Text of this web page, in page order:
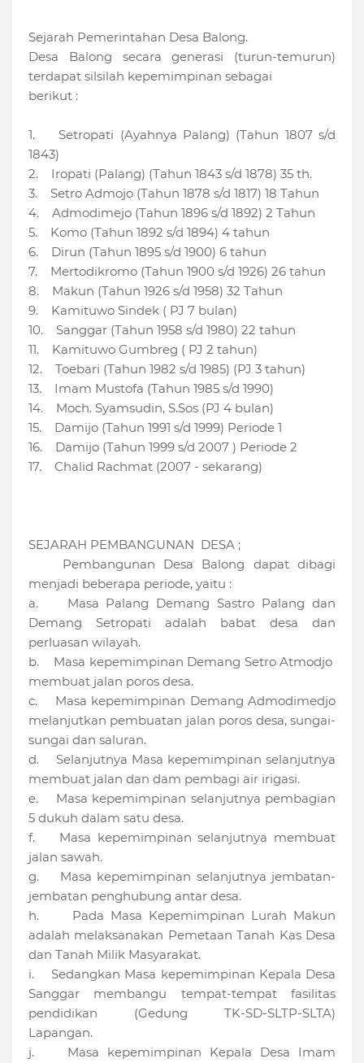
Sejarah Pemerintahan Desa Balong.
Desa Balong secara generasi (turun-temurun)
terdapat silsilah kepemimpinan sebagai
berikut :
1. Setropati (Ayahnya Palang) (Tahun 1807 s/d
1843)
2. Iropati (Palang) (Tahun 1843 s/d 1878) 35 th.
3. Setro Admojo (Tahun 1878 s/d 1817) 18 Tahun
4. Admodimejo (Tahun 1896 s/d 1892) 2 Tahun
5. Komo (Tahun 1892 s/d 1894) 4 tahun
6. Dirun (Tahun 1895 s/d 1900) 6 tahun
7. Mertodikromo (Tahun 1900 s/d 1926) 26 tahun
8. Makun (Tahun 1926 s/d 1958) 32 Tahun
9. Kamituwo Sindek ( PJ 7 bulan)
10. Sanggar (Tahun 1958 s/d 1980) 22 tahun
11. Kamituwo Gumbreg ( PJ 2 tahun)
12. Toebari (Tahun 1982 s/d 1985) (PJ 3 tahun)
13. Imam Mustofa (Tahun 1985 s/d 1990)
14. Moch. Syamsudin, S.Sos (PJ 4 bulan)
15. Damijo (Tahun 1991 s/d 1999) Periode 1
16. Damijo (Tahun 1999 s/d 2007 ) Periode 2
17. Chalid Rachmat (2007 - sekarang)
SEJARAH PEMBANGUNAN DESA ;
Pembangunan Desa Balong dapat dibagi
menjadi beberapa periode, yaitu :
a. Masa Palang Demang Sastro Palang dan
Demang Setropati adalah babat desa dan
perluasan wilayah.
b. Masa kepemimpinan Demang Setro Atmodjo
membuat jalan poros desa.
c. Masa kepemimpinan Demang Admodimedjo
melanjutkan pembuatan jalan poros desa, sungai-
sungai dan saluran.
d. Selanjutnya Masa kepemimpinan selanjutnya
membuat jalan dan dam pembagi air irigasi.
e. Masa kepemimpinan selanjutnya pembagian
5 dukuh dalam satu desa.
f. Masa kepemimpinan selanjutnya membuat
jalan sawah.
g. Masa kepemimpinan selanjutnya jembatan-
jembatan penghubung antar desa.
h. Pada Masa Kepemimpinan Lurah Makun
adalah melaksanakan Pemetaan Tanah Kas Desa
dan Tanah Milik Masyarakat.
i. Sedangkan Masa kepemimpinan Kepala Desa
Sanggar membangu tempat-tempat fasilitas
pendidikan (Gedung TK-SD-SLTP-SLTA)
Lapangan.
j. Masa kepemimpinan Kepala Desa Imam